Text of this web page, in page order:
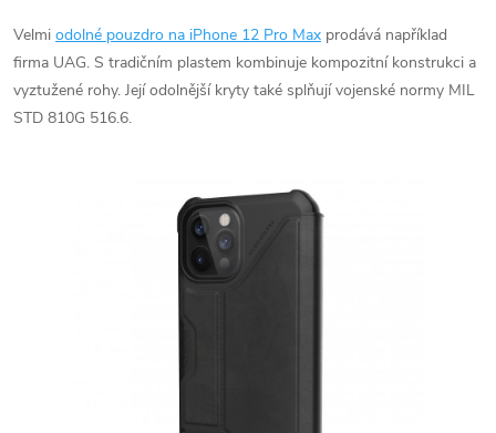
Velmi odolné pouzdro na iPhone 12 Pro Max prodává například
firma UAG. S tradičním plastem kombinuje kompozitní konstrukci a
vyztužené rohy. Její odolnější kryty také splňují vojenské normy MIL
STD 810G 516.6.